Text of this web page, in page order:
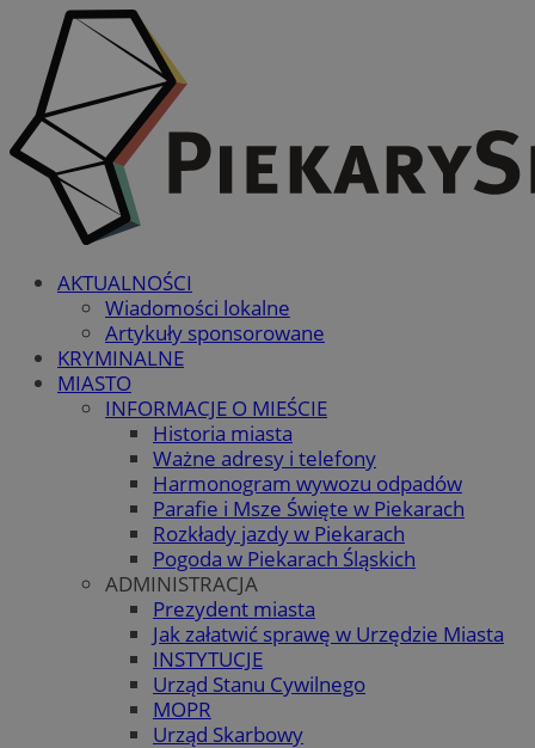
AKTUALNOŚCI
Wiadomości lokalne
Artykuły sponsorowane
KRYMINALNE
MIASTO
INFORMACJE O MIEŚCIE
Historia miasta
Ważne adresy i telefony
Harmonogram wywozu odpadów
Parafie i Msze Święte w Piekarach
Rozkłady jazdy w Piekarach
Pogoda w Piekarach Śląskich
ADMINISTRACJA
Prezydent miasta
Jak załatwić sprawę w Urzędzie Miasta
INSTYTUCJE
Urząd Stanu Cywilnego
MOPR
Urząd Skarbowy